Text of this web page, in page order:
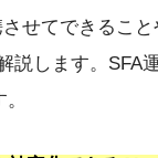
せてできるこ
説します。SFA